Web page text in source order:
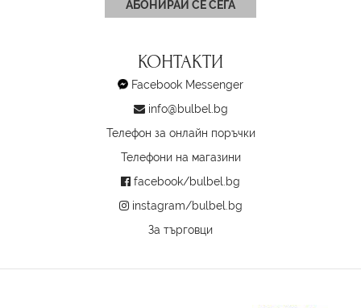
АБОНИРАЙ СЕ СЕГА
КОНТАКТИ
Facebook Messenger
info@bulbel.bg
Телефон за онлайн поръчки
Телефони на магазини
facebook/bulbel.bg
instagram/bulbel.bg
За търговци